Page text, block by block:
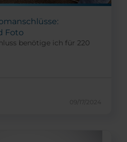
Foto
benötige ich für 220
09/17/2024